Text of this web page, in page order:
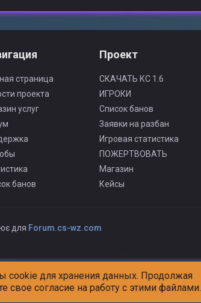
страница
проекта
услуг
банов
Проект
СКАЧАТЬ КС 1.6
ИГРОКИ
Список банов
Заявки на разбан
Игровая статистика
ПОЖЕРТВОВАТЬ
Магазин
Кейсы
для Forum.cs-wz.com
cookie для хранения данных. Продолжая
свое согласие на работу с этими файлами.